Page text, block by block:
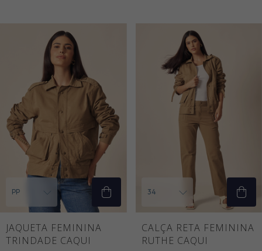
JAQUETA FEMININA
TRINDADE CAQUI
CALÇA RETA FEMININA
RUTHE CAQUI